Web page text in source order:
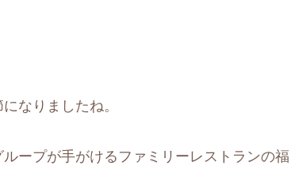
なりましたね。
ープが手がけるファミリーレストランの福